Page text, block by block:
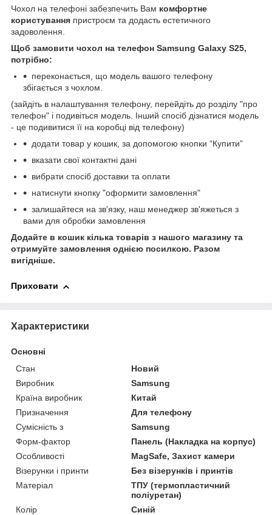
Чохол на телефоні забезпечить Вам комфортне
користування пристроєм та додасть естетичного
задоволення.
Щоб замовити чохол на телефон Samsung Galaxy S25,
потрібно:
переконається, що модель вашого телефону
збігається з чохлом.
(зайдіть в налаштування телефону, перейдіть до розділу "про
телефон" і подивіться модель. Інший спосіб дізнатися модель
- це подивитися її на коробці від телефону)
додати товар у кошик, за допомогою кнопки “Купити”
вказати свої контактні дані
вибрати спосіб доставки та оплати
натиснути кнопку "оформити замовлення"
залишайтеся на зв'язку, наш менеджер зв'яжеться з
вами для обробки замовлення
Додайте в кошик кілька товарів з нашого магазину та
отримуйте замовлення однією посилкою. Разом
вигідніше.
Приховати
Характеристики
Основні
Стан
Новий
Виробник
Samsung
Країна виробник
Китай
Призначення
Для телефону
Сумісність з
Samsung
Форм-фактор
Панель (Накладка на корпус)
Особливості
MagSafe, Захист камери
Візерунки і принти
Без візерунків і принтів
Матеріал
ТПУ (термопластичний
поліуретан)
Колір
Синій